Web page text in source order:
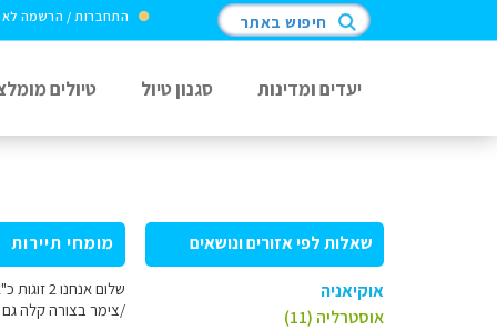
התחברות / הרשמה חיפוש באתר
יעדים ומדינות סגנון טיול טיולים
שאלות לפי אזורים ונושאים
אוקיאניה
אוסטרליה (11)
מומחי תיירות
/צימר בצורה קלה